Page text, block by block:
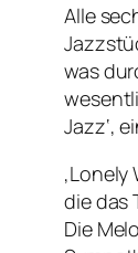
Alle
was
Jazz‘,
die das
Die